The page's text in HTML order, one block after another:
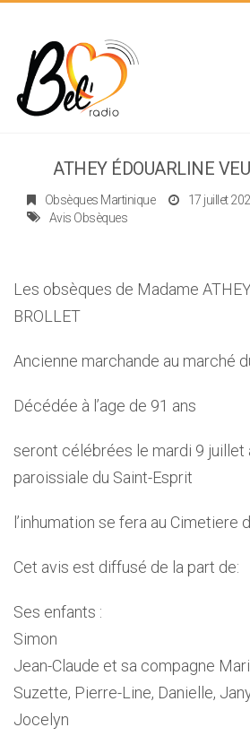
ATHEY ÉDOUARLINE
Obsèques Martinique
17 juillet
Avis Obsèques
Les obsèques de Madame
BROLLET
Ancienne marchande au marché
Décédée à l’age de 91 ans
seront célébrées le mardi 9 juillet
paroissiale du Saint-Esprit
l’inhumation se fera au Cimetiere
Cet avis est diffusé de la part de:
Ses enfants :
Simon
Jean-Claude et sa compagne
Suzette, Pierre-Line, Danielle,
Jocelyn